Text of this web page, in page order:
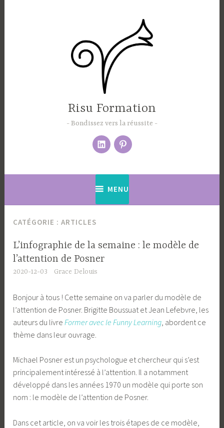
Risu Formation
Bondissez vers la réussite
Élément
du
menu
pinterest
MENU
CATÉGORIE :ARTICLES
L’infographie de la semaine : le modèle de
l’attention de Posner
2020-12-03 Grace Delouis
Bonjour à tous ! Cette semaine on va parler du modèle de
l’attention de Posner. Brigitte Boussuat et Jean Lefebvre, les
auteurs du livre Former avec le Funny Learning , abordent ce
thème dans leur ouvrage.
Michael Posner est un psychologue et chercheur qui s’est
principalement intéressé à l’attention. Il a notamment
développé dans les années 1970 un modèle qui porte son
nom : le modèle de l’attention de Posner.
Dans cet article, on va voir les trois étapes de ce modèle,